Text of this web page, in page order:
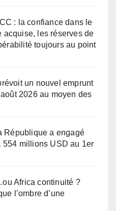
: la confiance dans le
acquise, les réserves de
toujours au point
un nouvel emprunt
2026 au moyen des
République a engagé
554 millions USD au 1er
Africa continuité ?
l’ombre d’une